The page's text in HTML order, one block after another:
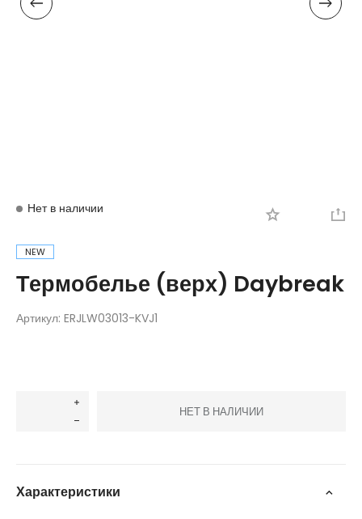
АКСЕССУАРЫ
Нет в наличии
NEW
Термобелье (верх) Daybreak
Артикул: ERJLW03013-KVJ1
НЕТ В НАЛИЧИИ
Характеристики